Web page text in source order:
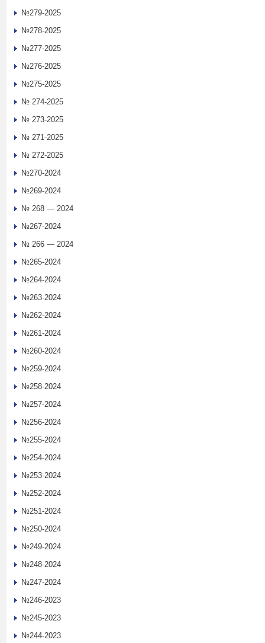
№279-2025
№278-2025
№277-2025
№276-2025
№275-2025
№ 274-2025
№ 273-2025
№ 271-2025
№ 272-2025
№270-2024
№269-2024
№ 268 — 2024
№267-2024
№ 266 — 2024
№265-2024
№264-2024
№263-2024
№262-2024
№261-2024
№260-2024
№259-2024
№258-2024
№257-2024
№256-2024
№255-2024
№254-2024
№253-2024
№252-2024
№251-2024
№250-2024
№249-2024
№248-2024
№247-2024
№246-2023
№245-2023
№244-2023